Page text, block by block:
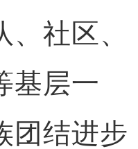
社区、
基层一
团结进步